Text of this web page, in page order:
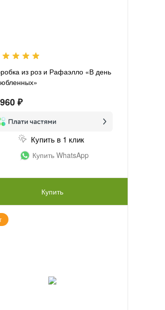
из роз и Рафаэлло «В день
₽
Купить в 1 клик
Купить WhatsApp
Купить